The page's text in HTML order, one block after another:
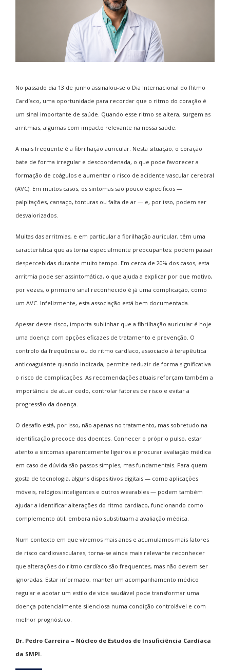
No passado dia 13 de junho assinalou-se o Dia Internacional do Ritmo
Cardíaco, uma oportunidade para recordar que o ritmo do coração é
um sinal importante de saúde. Quando esse ritmo se altera, surgem as
arritmias, algumas com impacto relevante na nossa saúde.
A mais frequente é a fibrilhação auricular. Nesta situação, o coração
bate de forma irregular e descoordenada, o que pode favorecer a
formação de coágulos e aumentar o risco de acidente vascular cerebral
(AVC). Em muitos casos, os sintomas são pouco específicos —
palpitações, cansaço, tonturas ou falta de ar — e, por isso, podem ser
desvalorizados.
Muitas das arritmias, e em particular a fibrilhação auricular, têm uma
característica que as torna especialmente preocupantes: podem passar
despercebidas durante muito tempo. Em cerca de 20% dos casos, esta
arritmia pode ser assintomática, o que ajuda a explicar por que motivo,
por vezes, o primeiro sinal reconhecido é já uma complicação, como
um AVC. Infelizmente, esta associação está bem documentada.
Apesar desse risco, importa sublinhar que a fibrilhação auricular é hoje
uma doença com opções eficazes de tratamento e prevenção. O
controlo da frequência ou do ritmo cardíaco, associado à terapêutica
anticoagulante quando indicada, permite reduzir de forma significativa
o risco de complicações. As recomendações atuais reforçam também a
importância de atuar cedo, controlar fatores de risco e evitar a
progressão da doença.
O desafio está, por isso, não apenas no tratamento, mas sobretudo na
identificação precoce dos doentes. Conhecer o próprio pulso, estar
atento a sintomas aparentemente ligeiros e procurar avaliação médica
em caso de dúvida são passos simples, mas fundamentais. Para quem
gosta de tecnologia, alguns dispositivos digitais — como aplicações
móveis, relógios inteligentes e outros wearables — podem também
ajudar a identificar alterações do ritmo cardíaco, funcionando como
complemento útil, embora não substituam a avaliação médica.
Num contexto em que vivemos mais anos e acumulamos mais fatores
de risco cardiovasculares, torna-se ainda mais relevante reconhecer
que alterações do ritmo cardíaco são frequentes, mas não devem ser
ignoradas. Estar informado, manter um acompanhamento médico
regular e adotar um estilo de vida saudável pode transformar uma
doença potencialmente silenciosa numa condição controlável e com
melhor prognóstico.
Dr. Pedro Carreira – Núcleo de Estudos de Insuficiência Cardíaca
da SMPI.